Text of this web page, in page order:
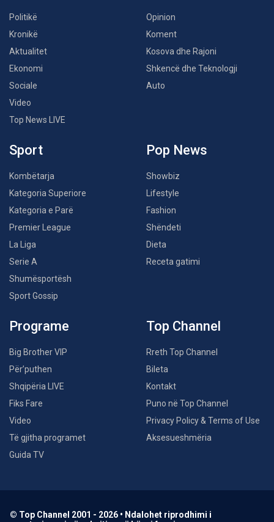
Politikë
Kronikë
Aktualitet
Ekonomi
Sociale
Video
Top News LIVE
Opinion
Koment
Kosova dhe Rajoni
Shkencë dhe Teknologji
Auto
Sport
Kombëtarja
Kategoria Superiore
Kategoria e Parë
Premier League
La Liga
Serie A
Shumësportësh
Sport Gossip
Pop News
Showbiz
Lifestyle
Fashion
Shëndeti
Dieta
Receta gatimi
Programe
Big Brother VIP
Për’puthen
Shqipëria LIVE
Fiks Fare
Video
Të gjitha programet
Guida TV
Top Channel
Rreth Top Channel
Bileta
Kontakt
Puno në Top Channel
Privacy Policy & Terms of Use
Aksesueshmëria
© Top Channel 2001 - 2026 • Ndalohet riprodhimi i